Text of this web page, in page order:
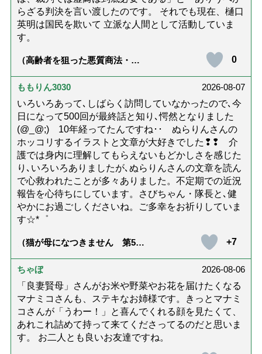
らざる判決を言い渡したのです。 それでも現在、樋口
英明は国民を欺いて 立派な人間として活動していま
す。
（高齢者を狙った悪質商法・訪
ないための4つの対策「騙されや
すい人の特徴は？」【社会福祉
0
ももりん3030
2026-08-07
いろいろあって､しばらく訪問していなかったので､今
日になって500回が最終話と知り､愕然となりました
(@_@;) 10年経ってたんですね･･ ぬらりんさんの
ホッコリするイラストと文章が大好きでした❢❢ 介
護では身内に理解してもらえないもどかしさを感じた
り､いろいろありましたが､ぬらりんさんの文章を読ん
で心救われたことが多々ありました。不定期での近況
報告を心待ちにしています。さびちゃん・隊長と､健
やかにお過ごしくださいね。ご多幸をお祈りしていま
す☆*゜
（猫が母になつきません 第500
+7
ちゃぼ
2026-08-06
「良妻賢母」さんがお米や野菜やお花を届けたくなる
マナミコさんも、ステキなお姉様です。きっとマナミ
コさんが「うわー！」と喜んでくれる顔を見たくて、
あれこれ詰めて持って来てくださってるのだと思いま
す。 お二人とも良いお友達ですね。